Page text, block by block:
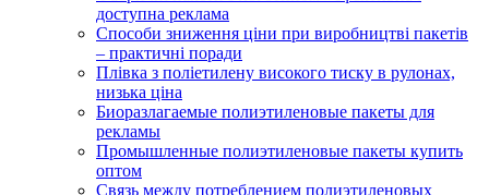
доступна реклама
Способи зниження ціни при виробництві пакетів
– практичні поради
Плівка з поліетилену високого тиску в рулонах,
низька ціна
Биоразлагаемые полиэтиленовые пакеты для
рекламы
Промышленные полиэтиленовые пакеты купить
оптом
Связь между потреблением полиэтиленовых